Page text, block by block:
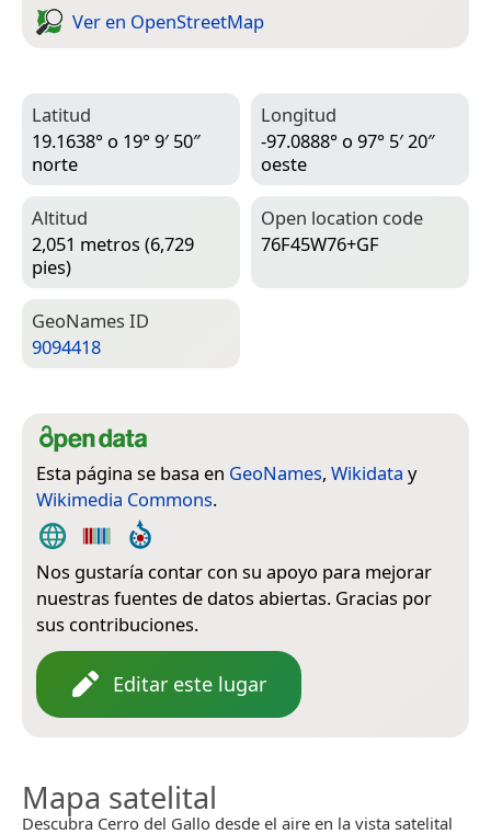
Ver en Open­Street­Map
Latitud
19.1638° o 19° 9′ 50″
norte
Longitud
-97.0888° o 97° 5′ 20″
oeste
Altitud
2,051 metros (6,729
pies)
Open location code
76F45W76+GF
Geo­Names ID
9094418
Esta página se basa en GeoNames, Wikidata y
Wikimedia Commons.
Nos gustaría contar con su apoyo para mejorar
nuestras fuentes de datos abiertas. Gracias por
sus contribuciones.
Editar este lugar
Mapa satelital
Descubra Cerro del Gallo desde el aire en la vista satelital